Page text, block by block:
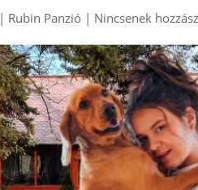
| Rubin Panzió | Nincsenek